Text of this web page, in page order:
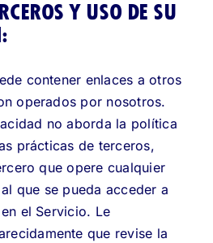
Y USO DE SU
contener enlaces a otros
operados por nosotros.
no aborda la política
prácticas de terceros,
que opere cualquier
que se pueda acceder a
el Servicio. Le
que revise la